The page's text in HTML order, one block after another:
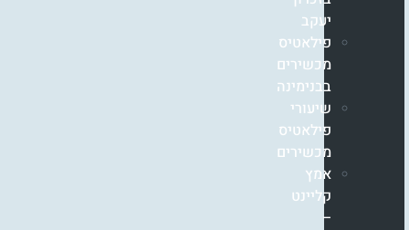
יעקב
פילאטיס
מכשירים
בבנימינה
שיעורי
פילאטיס
מכשירים
אמץ
קליינט
–